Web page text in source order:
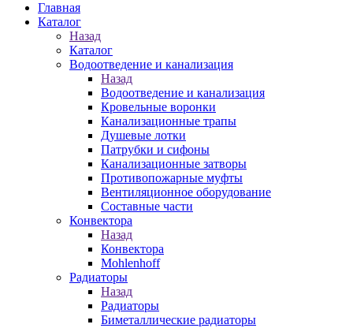
Главная
Каталог
Назад
Каталог
Водоотведение и канализация
Назад
Водоотведение и канализация
Кровельные воронки
Канализационные трапы
Душевые лотки
Патрубки и сифоны
Канализационные затворы
Противопожарные муфты
Вентиляционное оборудование
Составные части
Конвектора
Назад
Конвектора
Mohlenhoff
Радиаторы
Назад
Радиаторы
Биметаллические радиаторы